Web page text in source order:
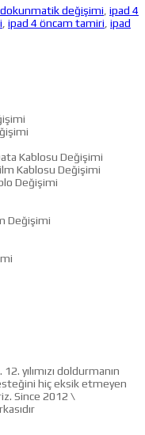
değişimi ipad 4
ipad 4 öncam tamiri ipad
Kablosu Değişimi
Kablosu Değişimi
Değişimi
Değişimi
yılımızı doldurmanın
hiç eksik etmeyen
Since 2012 \